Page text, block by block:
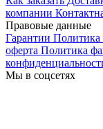
компании
Правовые данные
Гарантии Политика
оферта Политика
Мы в соцсетях